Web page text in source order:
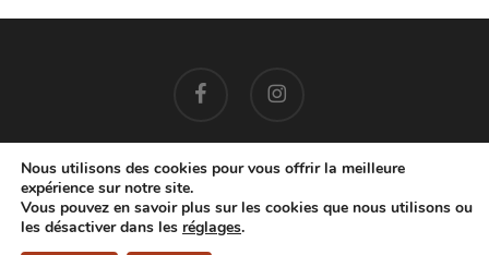
EMAIL: contact@cocoonbis.com
© 2026 Cocoon Bis.Mentions Légales-Confidentialité-CGV
Nous utilisons des cookies pour vous offrir la meilleure
expérience sur notre site.
Vous pouvez en savoir plus sur les cookies que nous utilisons ou
les désactiver dans les réglages.